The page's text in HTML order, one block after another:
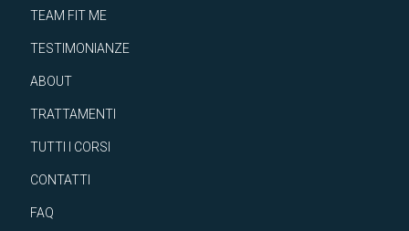
TEAM FIT ME
TESTIMONIANZE
ABOUT
TRATTAMENTI
TUTTI I CORSI
CONTATTI
FAQ